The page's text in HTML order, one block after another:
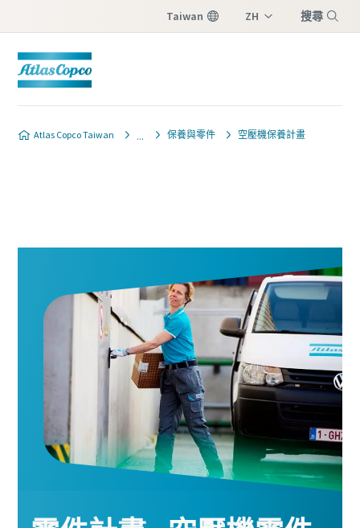
Taiwan ZH 搜尋
Atlas Copco Taiwan 保養與零件 空壓機保養計畫